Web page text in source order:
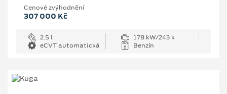
Cenové zvýhodnění
307 000 Kč
2.5 l
178 kW/243 k
eCVT automatická
Benzín